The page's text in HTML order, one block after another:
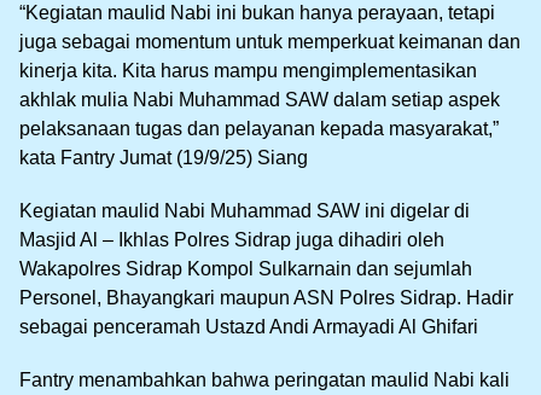
“Kegiatan maulid Nabi ini bukan hanya perayaan, tetapi
juga sebagai momentum untuk memperkuat keimanan dan
kinerja kita. Kita harus mampu mengimplementasikan
akhlak mulia Nabi Muhammad SAW dalam setiap aspek
pelaksanaan tugas dan pelayanan kepada masyarakat,”
kata Fantry Jumat (19/9/25) Siang
Kegiatan maulid Nabi Muhammad SAW ini digelar di
Masjid Al – Ikhlas Polres Sidrap juga dihadiri oleh
Wakapolres Sidrap Kompol Sulkarnain dan sejumlah
Personel, Bhayangkari maupun ASN Polres Sidrap. Hadir
sebagai penceramah Ustazd Andi Armayadi Al Ghifari
Fantry menambahkan bahwa peringatan maulid Nabi kali